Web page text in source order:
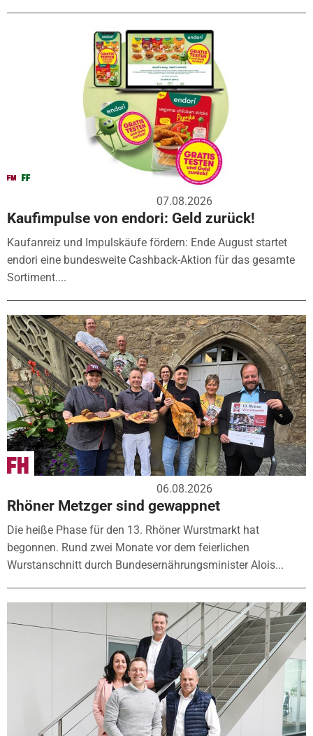
07.08.2026
Kaufimpulse von endori: Geld zurück!
Kaufanreiz und Impulskäufe fördern: Ende August startet
endori eine bundesweite Cashback-Aktion für das gesamte
Sortiment....
06.08.2026
Rhöner Metzger sind gewappnet
Die heiße Phase für den 13. Rhöner Wurstmarkt hat
begonnen. Rund zwei Monate vor dem feierlichen
Wurstanschnitt durch Bundesernährungsminister Alois...